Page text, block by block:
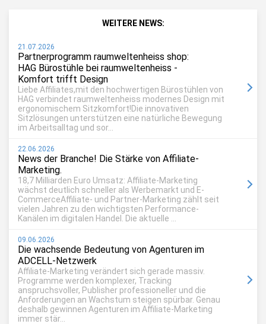
WEITERE NEWS:
21.07.2026
Partnerprogramm raumweltenheiss shop:
HAG Bürostühle bei raumweltenheiss -
Komfort trifft Design
Liebe Affiliates,mit den hochwertigen Bürostühlen von
HAG verbindet raumweltenheiss modernes Design mit
ergonomischem Sitzkomfort!Die innovativen
Sitzlösungen unterstützen eine natürliche Bewegung
im Arbeitsalltag und sor...
22.06.2026
News der Branche! Die Stärke von Affiliate-
Marketing.
18,7 Milliarden Euro Umsatz: Affiliate-Marketing
wächst deutlich schneller als Werbemarkt und E-
CommerceAffiliate- und Partner-Marketing zählt seit
vielen Jahren zu den wichtigsten Performance-
Kanälen im digitalen Handel. Die aktuelle ...
09.06.2026
Die wachsende Bedeutung von Agenturen im
ADCELL-Netzwerk
Affiliate-Marketing verändert sich gerade massiv.
Programme werden komplexer, Tracking
anspruchsvoller, Publisher professioneller und die
Anforderungen an Wachstum steigen spürbar. Genau
deshalb gewinnen Agenturen im Affiliate-Marketing
immer stär...